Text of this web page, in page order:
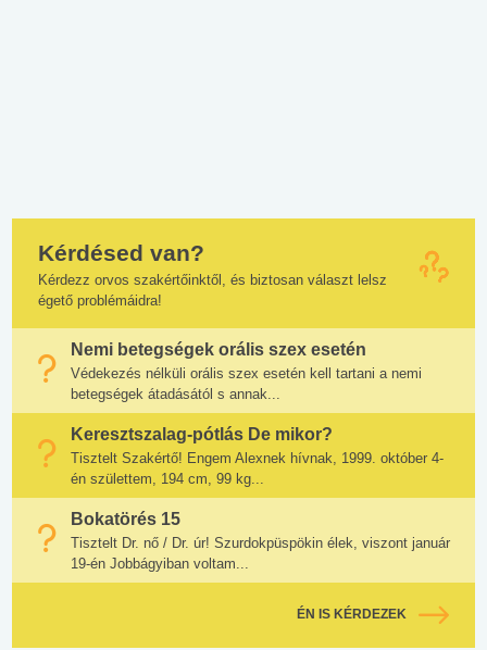
Kérdésed van?
Kérdezz orvos szakértőinktől, és biztosan választ lelsz
égető problémáidra!
Nemi betegségek orális szex esetén
Védekezés nélküli orális szex esetén kell tartani a nemi
betegségek átadásától s annak...
Keresztszalag-pótlás De mikor?
Tisztelt Szakértő! Engem Alexnek hívnak, 1999. október 4-
én születtem, 194 cm, 99 kg...
Bokatörés 15
Tisztelt Dr. nő / Dr. úr! Szurdokpüspökin élek, viszont január
19-én Jobbágyiban voltam...
ÉN IS KÉRDEZEK